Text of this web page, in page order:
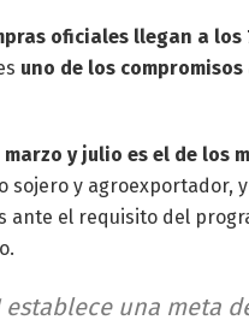
oficiales llegan a
uno de los
marzo y julio es el de los
sojero y agroexportador,
ante el requisito del
establece una meta